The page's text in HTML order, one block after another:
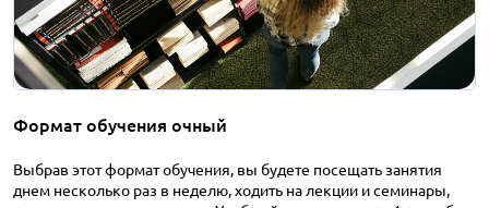
Формат обучения очный
Выбрав этот формат обучения, вы будете посещать занятия
днем несколько раз в неделю, ходить на лекции и семинары,